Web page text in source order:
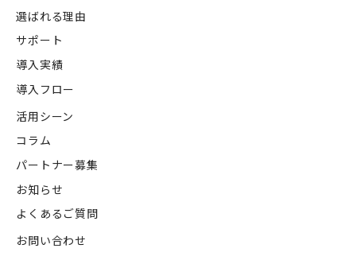
選ばれる理由
サポート
導入実績
導入フロー
活用シーン
コラム
パートナー募集
お知らせ
よくあるご質問
お問い合わせ